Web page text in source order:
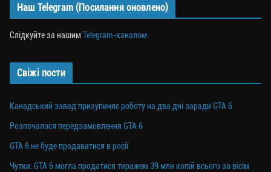
Наш Telegram (Посилання оновлено)
Слідкуйте за нашимTelegram-каналом
Свіжі пости
Канадський завод призупиняє роботу на два дні заради GTA 6
Розпочалося передзамовлення GTA 6
GTA 6 не буде продаватися в росії
Чутки: GTA 6 могла продатися тиражем 39 млн копій всього за вісім